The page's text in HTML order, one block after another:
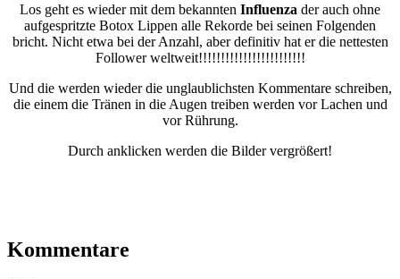
Los geht es wieder mit dem bekannten Influenza der auch ohne
aufgespritzte Botox Lippen alle Rekorde bei seinen Folgenden
bricht. Nicht etwa bei der Anzahl, aber definitiv hat er die nettesten
Follower weltweit!!!!!!!!!!!!!!!!!!!!!!!!
Und die werden wieder die unglaublichsten Kommentare schreiben,
die einem die Tränen in die Augen treiben werden vor Lachen und
vor Rührung.
Durch anklicken werden die Bilder vergrößert!
Kommentare